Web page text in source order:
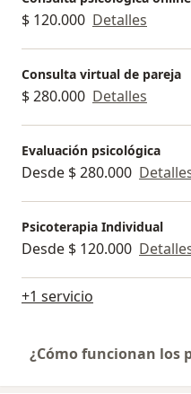
$ 120.000 Detalles
Consulta virtual de pareja
$ 280.000 Detalles
Evaluación psicológica
Desde $ 280.000
Psicoterapia Individual
Desde $ 120.000
+1 servicio
¿Cómo funcionan los